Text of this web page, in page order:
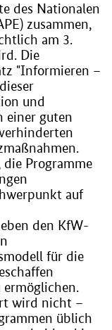
des Nationalen
zusammen,
am 3.
Die
"Informieren –
und
einer guten
Programme
auf
den KfW-
für die
ermöglichen.
wird nicht –
üblich